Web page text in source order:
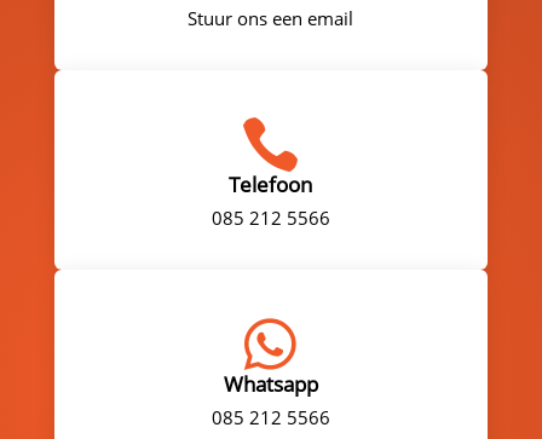
Stuur ons een email

Telefoon
085 212 5566

Whatsapp
085 212 5566